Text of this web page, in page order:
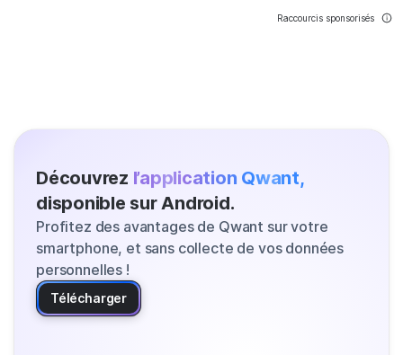
Raccourcis sponsorisés
Découvrez l’application Qwant,
disponible sur Android.
Profitez des avantages de Qwant sur votre
smartphone, et sans collecte de vos données
personnelles !
Télécharger